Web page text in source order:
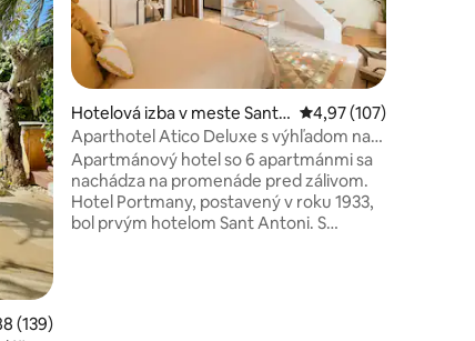
338
ohodnotenie 4,88 z 5, počet hodnotení: 139
(139)
Hotelová izba v meste Sant
Antoni de Portmany
Priemerné
4,97 (107)
Aparthotel Atico Deluxe s výhľadom na
záliv – Ibiza
Apartmánový hotel so 6 apartmánmi sa
nachádza na promenáde pred zálivom.
Hotel Portmany, postavený v roku 1933,
bol prvým hotelom Sant Antoni. S